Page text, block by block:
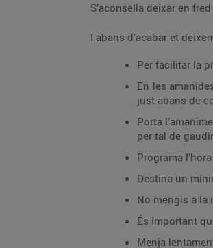
S’aconsella deixar en
I abans d'acabar et
Per facilitar la
En les
just abans de
Porta
per tal de
Programa
Destina un
No mengis a la
És important
Menja